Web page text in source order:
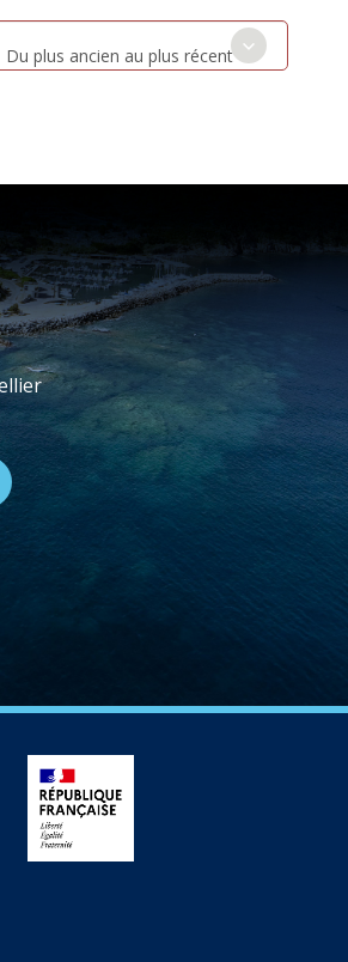
Du plus ancien au plus récent